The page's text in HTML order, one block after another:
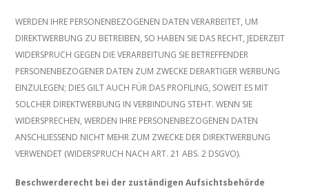
WERDEN IHRE PERSONENBEZOGENEN DATEN VERARBEITET, UM
DIREKTWERBUNG ZU BETREIBEN, SO HABEN SIE DAS RECHT, JEDERZEIT
WIDERSPRUCH GEGEN DIE VERARBEITUNG SIE BETREFFENDER
PERSONENBEZOGENER DATEN ZUM ZWECKE DERARTIGER WERBUNG
EINZULEGEN; DIES GILT AUCH FÜR DAS PROFILING, SOWEIT ES MIT
SOLCHER DIREKTWERBUNG IN VERBINDUNG STEHT. WENN SIE
WIDERSPRECHEN, WERDEN IHRE PERSONENBEZOGENEN DATEN
ANSCHLIESSEND NICHT MEHR ZUM ZWECKE DER DIREKTWERBUNG
VERWENDET (WIDERSPRUCH NACH ART. 21 ABS. 2 DSGVO).
Beschwerde­recht bei der zuständigen Aufsichts­behörde